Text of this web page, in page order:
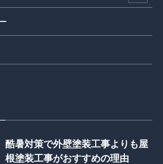
酷暑対策で外壁塗装工事よりも屋
根塗装工事がおすすめの理由